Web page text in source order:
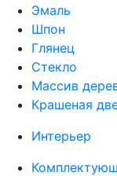
Эмаль
Шпон
Глянец
Стекло
Массив
Крашеная
Интерьер